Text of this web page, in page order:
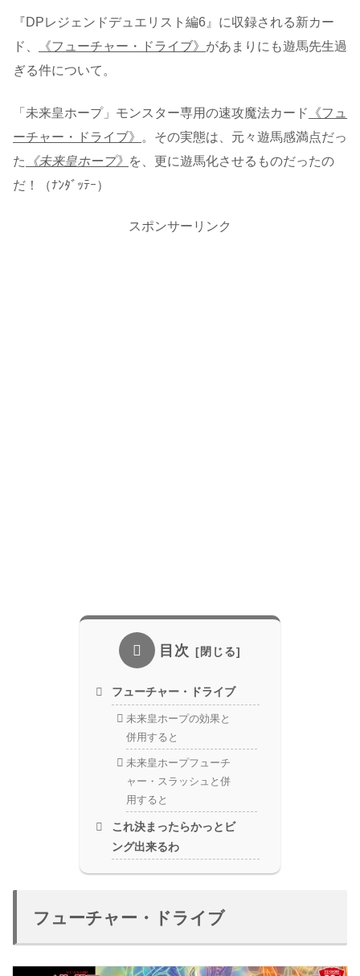
『DPレジェンドデュエリスト編6』に収録される新カー
ド、
《フューチャー・ドライブ》 があまりにも遊馬先生過
ぎる件について。
「未来皇ホープ」モンスター専用の速攻魔法カード
《フュ
ーチャー・ドライブ》
。その実態は、元々遊馬感満点だっ
た
《未来皇ホープ》 を、更に遊馬化させるものだったの
だ！（ﾅﾝﾀﾞｯﾃｰ）
スポンサーリンク
目次
フューチャー・ドライブ
未来皇ホープの効果と
併用すると
未来皇ホープフューチ
ャー・スラッシュと併
用すると
これ決まったらかっとビ
ング出来るわ
フューチャー・ドライブ